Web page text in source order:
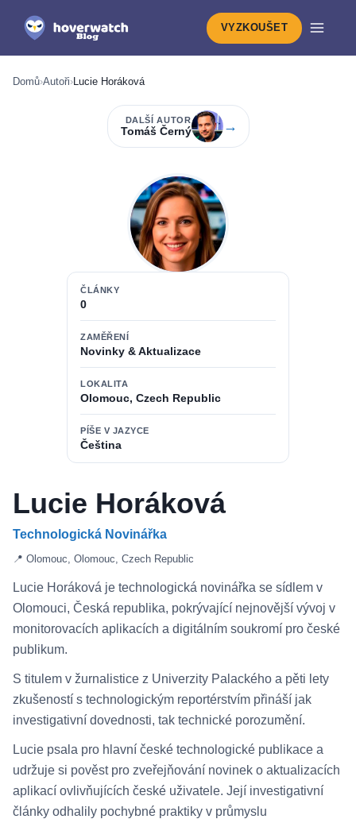
VYZKOUŠET
Domů›Autoři›Lucie Horáková
DALŠÍ AUTOR
Tomáš Černý →
ČLÁNKY
0
ZAMĚŘENÍ
Novinky & Aktualizace
LOKALITA
Olomouc, Czech Republic
PÍŠE V JAZYCE
Čeština
Lucie Horáková
Technologická Novinářka
📍 Olomouc, Olomouc, Czech Republic
Lucie Horáková je technologická novinářka se sídlem v
Olomouci, Česká republika, pokrývající nejnovější vývoj v
monitorovacích aplikacích a digitálním soukromí pro české
publikum.
S titulem v žurnalistice z Univerzity Palackého a pěti lety
zkušeností s technologickým reportérstvím přináší jak
investigativní dovednosti, tak technické porozumění.
Lucie psala pro hlavní české technologické publikace a
udržuje si pověst pro zveřejňování novinek o aktualizacích
aplikací ovlivňujících české uživatele. Její investigativní
články odhalily pochybné praktiky v průmyslu